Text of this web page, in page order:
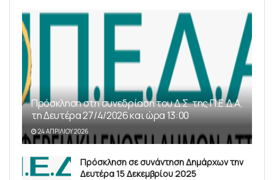
Πρόσκληση στη συνεδρίαση του Δ.Σ. της Π.Ε.Δ.Α,
τη Δευτέρα 27/4/2026 και ώρα 13:00
24 ΑΠΡΙΛΊΟΥ 2026
Πρόσκληση σε συνάντηση Δημάρχων την
Δευτέρα 15 Δεκεμβρίου 2025